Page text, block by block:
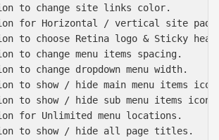
to change site links color.
for Horizontal / vertical site
to choose Retina logo & Sticky
to change menu items spacing.
to change dropdown menu width.
to show / hide main menu items
to show / hide sub menu items
for Unlimited menu locations.
to show / hide all page titles.